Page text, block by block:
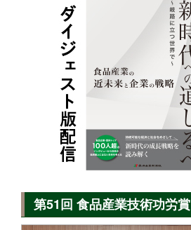
第51回 食品産業技術功労賞